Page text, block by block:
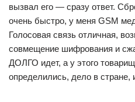
вызвал его — сразу ответ.
очень быстро, у меня GSM
Голосовая связь отличная,
совмещение шифрования и
ДОЛГО идет, а у этого
определились, дело в стране,